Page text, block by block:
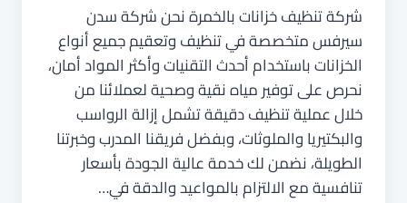
شركة تنظيف خزانات بالخمرة نحن شركة سدن
سيرفس متخصصة في تنظيف وتعقيم جميع أنواع
الخزانات باستخدام أحدث التقنيات وأكثر المواد أمان،
نحرص على توفير مياه نقية وصحية لعملائنا من
خلال عملية تنظيف دقيقة تشمل إزالة الرواسب
والبكتيريا والملوثات، وبفضل فريقنا المدرب وخبرتنا
الطويلة، نضمن لك خدمة عالية الجودة بأسعار
تنافسية مع الالتزام بالمواعيد والدقة في…